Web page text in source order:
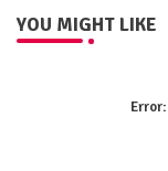
YOU MIGHT LIKE
Error: